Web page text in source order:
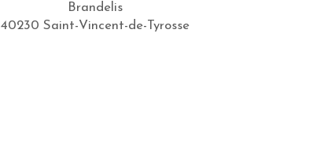
Brandelis
40230 Saint-Vincent-de-Tyrosse